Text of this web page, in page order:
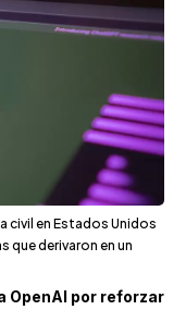
civil en Estados Unidos
que derivaron en un
OpenAI por reforzar